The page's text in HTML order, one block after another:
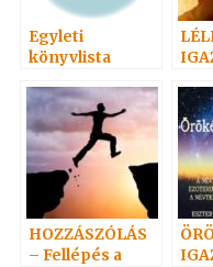
Egyleti
könyvlista
HOZZÁSZÓLÁS
– Fellépés a